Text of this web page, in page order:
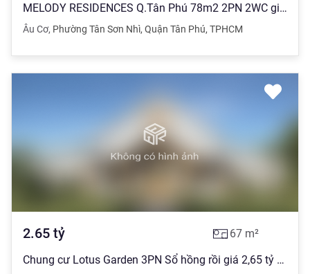
MELODY RESIDENCES Q.Tân Phú 78m2 2PN 2WC giá 1 tỷ 320 triệu . Có Sổ
Âu Cơ, Phường Tân Sơn Nhì, Quận Tân Phú, TPHCM
2.65 tỷ 67 m²
Chung cư Lotus Garden 3PN Sổ hồng rồi giá 2,65 tỷ hỗ trợ vay 70%